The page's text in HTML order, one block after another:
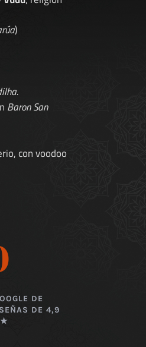
)
Baron San
con voodoo
DE
DE 4,9